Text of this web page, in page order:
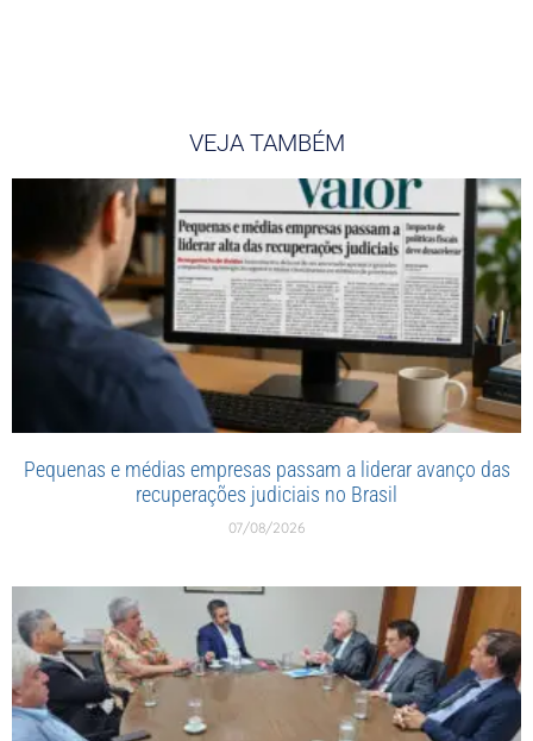
VEJA TAMBÉM
Pequenas e médias empresas passam a liderar avanço das
recuperações judiciais no Brasil
07/08/2026